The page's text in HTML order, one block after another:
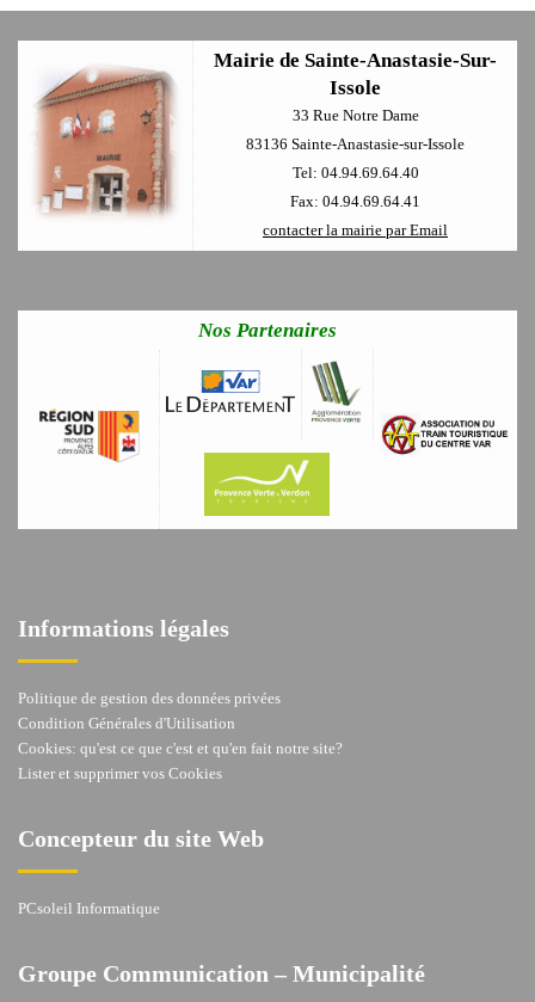
Mairie de Sainte-Anastasie-Sur-
Issole
33 Rue Notre Dame
83136 Sainte-Anastasie-sur-Issole
Tel: 04.94.69.64.40
Fax: 04.94.69.64.41
contacter la mairie par Email
Nos Partenaires
Informations légales
Politique de gestion des données privées
Condition Générales d'Utilisation
Cookies: qu'est ce que c'est et qu'en fait notre site?
Lister et supprimer vos Cookies
Concepteur du site Web
PCsoleil Informatique
Groupe Communication – Municipalité